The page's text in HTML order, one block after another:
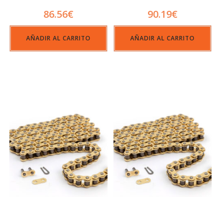
86.56€
AÑADIR AL CARRITO
90.19€
AÑADIR AL CARRITO